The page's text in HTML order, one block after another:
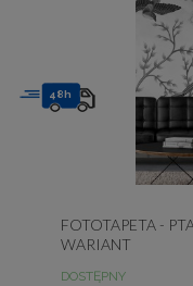
FOTOTAPETA -
WARIANT
DOSTĘPNY
48h